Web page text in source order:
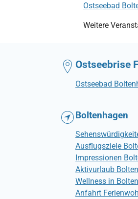
Ostseebad
Weitere
Ostseebrise
Ostseebad
Boltenhagen
Ausflugsziele
Impressionen
Aktivurlaub
Wellness in
Anfahrt